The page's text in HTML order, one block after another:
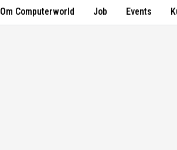
Om Computerworld Job Events